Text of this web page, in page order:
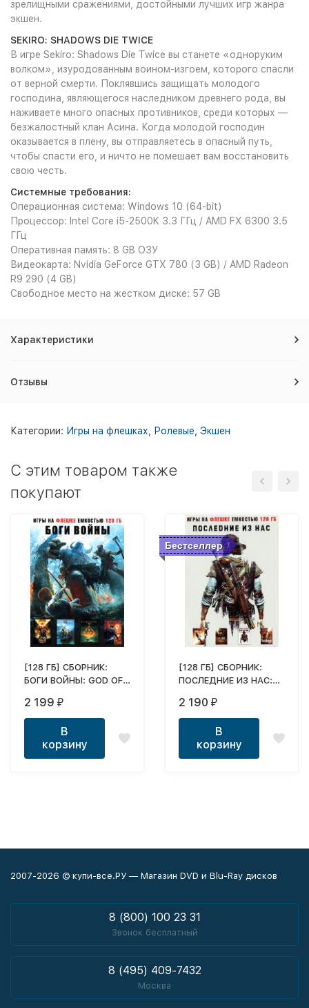
зрелищными сражениями, достойными лучших игр жанра
экшен.
SEKIRO: SHADOWS DIE TWICE
В игре Sekiro: Shadows Die Twice вы станете «одноруким
волком», изуродованным воином-изгоем, которого спасли
от верной смерти. Поклявшись защищать молодого
господина, являющегося наследником древнего рода, вы
наживаете много опасных противников, среди которых —
безжалостный клан Асина. Когда молодой господин
оказывается в плену, вы отправляетесь в опасный путь,
чтобы спасти его, и ничто не помешает вам восстановить
свою честь.
Системные требования:
Операционная система: Windows 10 (64-bit)
Процессор: Intel Core i5-2500K 3.3 ГГц / AMD FX 6300 3.5
ГГц
Оперативная память: 8 GB ОЗУ
Видеокарта: Nvidia GeForce GTX 780 (3 GB) / AMD Radeon
R9 290 (4 GB)
Свободное место на жестком диске: 57 GB
Характеристики
Отзывы
Категории: Игры на флешках Ролевые Экшен
C этим товаром также
покупают
[128 ГБ] СБОРНИК:
БОГИ ВОЙНЫ: GOD OF
LORDS OF THE FALLEN,
NIOH 2 - DVD BOX +
флешка 128 ГБ - 4В1
2 199 ₽
В
корзину
Бестселлер
[128 ГБ] СБОРНИК:
ПОСЛЕДНИЕ ИЗ НАС:
DAYS GONE, RESIDENT
EVIL 8: VILLAGE, DYING
LIGHT 2: STAY HUMAN -
DVD BOX + флешка 128
ГБ - 4В1
2 190 ₽
В
корзину
2007-2026 © купи-все.РУ — Магазин DVD и Blu-Ray дисков
8 (800) 100 23 31
Звонок бесплатный
8 (495) 409-7432
Москва